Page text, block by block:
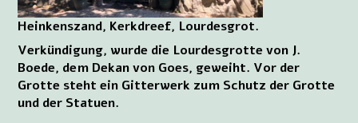
Heinkenszand, Kerkdreef, Lourdesgrot.
Verkündigung, wurde die Lourdesgrotte von J.
Boede, dem Dekan von Goes, geweiht. Vor der
Grotte steht ein Gitterwerk zum Schutz der Grotte
und der Statuen.